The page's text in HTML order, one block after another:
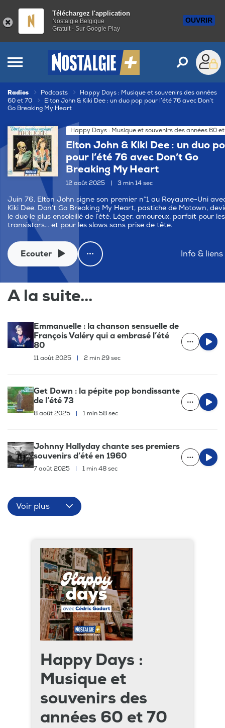
Téléchargez l'application
Nostalgie Belgique
Gratuit - Sur Google Play
OUVRIR
Radios Podcasts
Happy Days : Musique et souvenirs des années
60 et 70
Elton John & Kiki Dee : un duo pop pour l’été 76 avec Don’t
Go Breaking My Heart
Happy Days : Musique et souvenirs des années 60
Elton John & Kiki Dee : un duo
pour l’été 76 avec Don’t Go
Breaking My Heart
12 août 2025 3 min 14 sec
Juin 76. Elton John signe son premier n°1 au Royaume-Uni
Kiki Dee. Don’t Go Breaking My Heart, pastiche de Motown,
le duo le plus ensoleillé de l’été. Léger, amoureux, parfait pour les
transistors… et pour les slows sans prise de tête.
Ecouter Info & liens
A la suite...
Emmanuelle : la chanson sensuelle de
François Valéry qui a embrasé l’été
80
11 août 2025 | 2 min 29 sec
Get Down : la pépite pop bondissante
de l’été 73
8 août 2025 | 1 min 58 sec
Johnny Hallyday chante ses premiers
souvenirs d’été en 1960
7 août 2025 | 1 min 48 sec
Voir plus
Happy Days :
Musique et
souvenirs des
années 60 et 70